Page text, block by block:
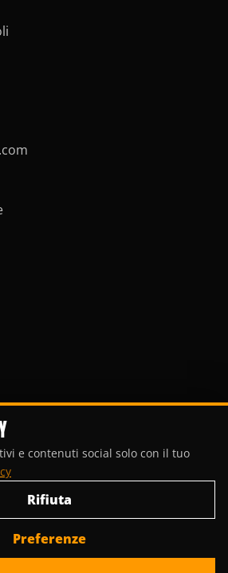
e contenuti social solo con il tuo
Rifiuta
Preferenze